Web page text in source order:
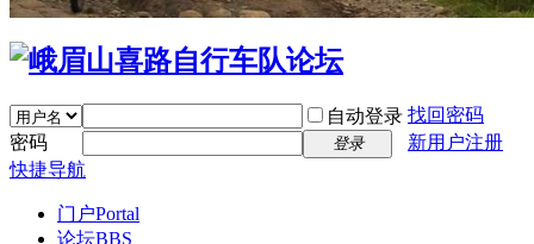
自动登录 找回密码
密码
登录
新用户注册
快捷导航
门户Portal
论坛BBS